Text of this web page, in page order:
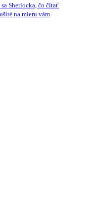
Sherlocka, čo čítať
na mieru vám